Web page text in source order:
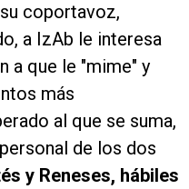
coportavoz,
a IzAb le interesa
a que le "mime" y
más
al que se suma,
de los dos
y Reneses, hábiles